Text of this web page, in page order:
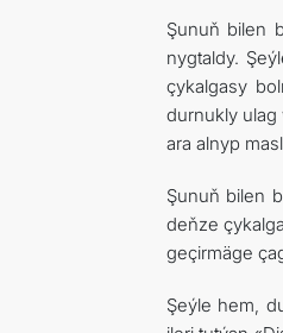
Şunuň bilen
nygtaldy.
çykalgasy
durnukly
ara alnyp
Şunuň bilen
deňze
geçirmäge
Şeýle hem,